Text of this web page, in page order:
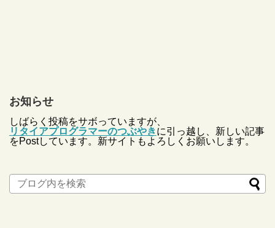
お知らせ
しばらく投稿をサボっていますが、
リタイアプログラマーのつぶやきに引っ越し、新しい記事
をPostしています。新サイトもよろしくお願いします。